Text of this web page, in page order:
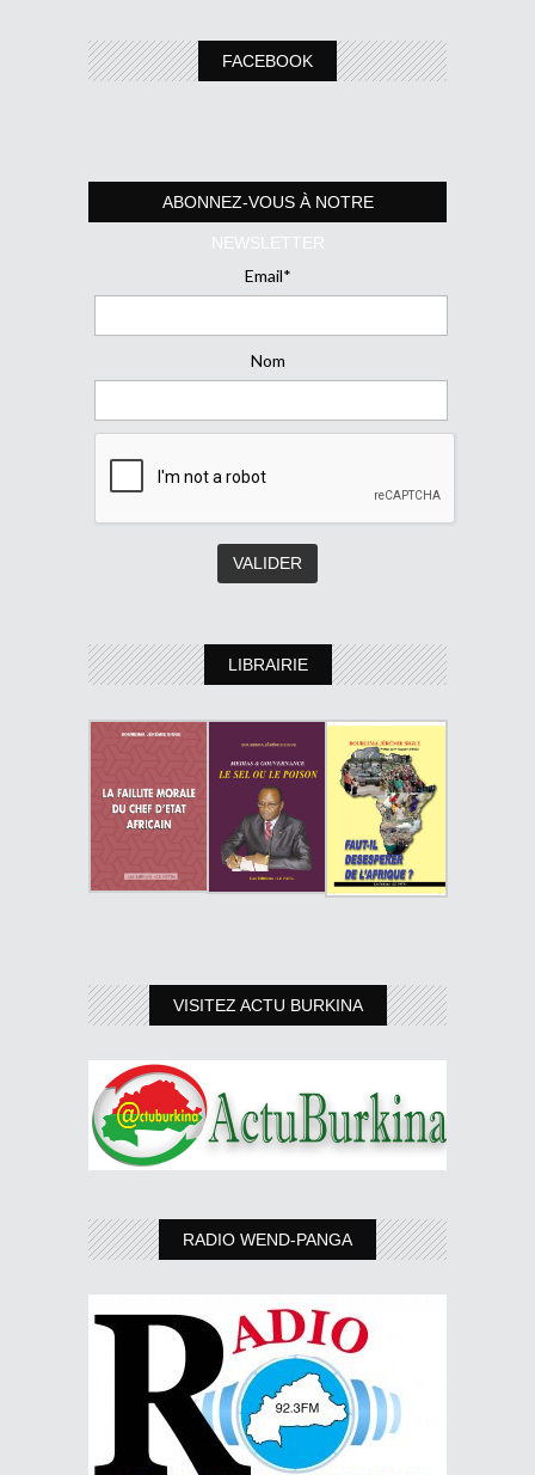
FACEBOOK
ABONNEZ-VOUS À NOTRE
NEWSLETTER
Email*
Nom
LIBRAIRIE
VISITEZ ACTU BURKINA
RADIO WEND-PANGA